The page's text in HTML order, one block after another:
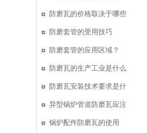
防磨瓦的价格取决于哪些
因素？
防磨套管的受用技巧
防磨套管的应用区域？
防磨瓦的生产工业是什么
防磨瓦安装技术要求是什
么
异型锅炉管道防磨瓦应注
意哪些数据？
锅炉配件防磨瓦的使用